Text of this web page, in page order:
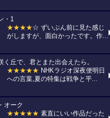
・1
★★★★☆ ずいぶん前に見た感じ
がしますが、面白かったです。作...
く丘で、君とまた出会えたら。
★★★★★ NHKラジオ深夜便明日
への言葉,夏の特集は戦争と平...
オーク
★★★★★ 素直にいい作品だった